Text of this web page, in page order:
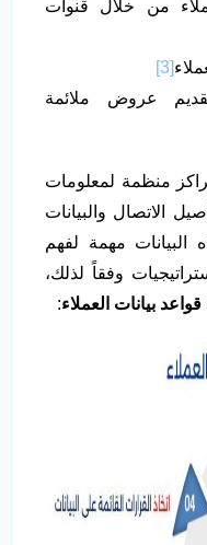
من خلال قنوات
[3]
عروض ملائمة
منظمة لمعلومات
الاتصال والبيانات
البيانات مهمة لفهم
وفقاً لذلك،
قواعد بيانات العملاء: